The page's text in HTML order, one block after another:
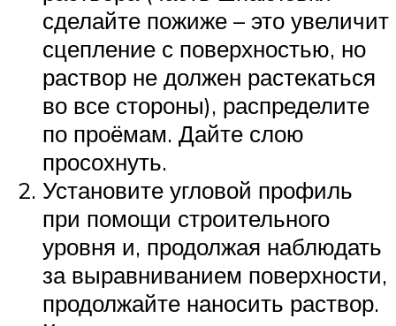
сделайте пожиже – это увеличит
сцепление с поверхностью, но
раствор не должен растекаться
во все стороны), распределите
по проёмам. Дайте слою
просохнуть.
Установите угловой профиль
при помощи строительного
уровня и, продолжая наблюдать
за выравниванием поверхности,
продолжайте наносить раствор.